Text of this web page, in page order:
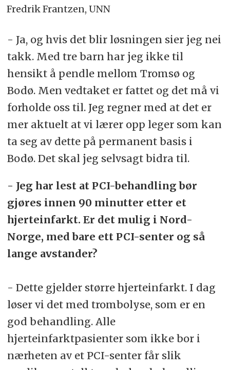
Fredrik Frantzen, UNN
- Ja, og hvis det blir løsningen sier jeg nei
takk. Med tre barn har jeg ikke til
hensikt å pendle mellom Tromsø og
Bodø. Men vedtaket er fattet og det må vi
forholde oss til. Jeg regner med at det er
mer aktuelt at vi lærer opp leger som kan
ta seg av dette på permanent basis i
Bodø. Det skal jeg selvsagt bidra til.
- Jeg har lest at PCI-behandling bør
gjøres innen 90 minutter etter et
hjerteinfarkt. Er det mulig i Nord-
Norge, med bare ett PCI-senter og så
lange avstander?
- Dette gjelder større hjerteinfarkt. I dag
løser vi det med trombolyse, som er en
god behandling. Alle
hjerteinfarktpasienter som ikke bor i
nærheten av et PCI-senter får slik